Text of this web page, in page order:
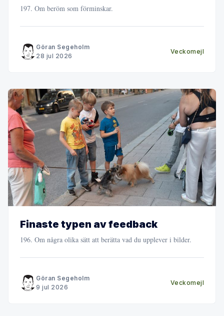
197. Om beröm som förminskar.
Göran Segeholm
28 jul 2026
Veckomejl
Finaste typen av feedback
196. Om några olika sätt att berätta vad du upplever i bilder.
Göran Segeholm
9 jul 2026
Veckomejl